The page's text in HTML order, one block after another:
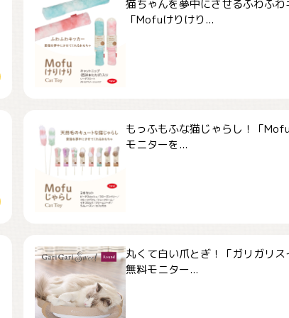
猫ちゃんを夢中にさせるふわふわ
「Mofuけりけり...
もっふもふな猫じゃらし！「
モニターを...
丸くて白い爪とぎ！「ガリガリ
無料モニター...